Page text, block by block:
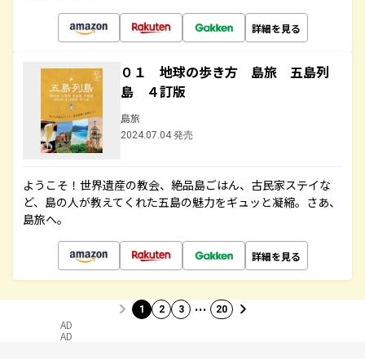
詳細を見る
０１ 地球の歩き方 島旅 五島列
島 ４訂版
島旅
2024.07.04 発売
ようこそ！世界遺産の教会、絶品島ごはん、古民家ステイな
ど、島の人が教えてくれた五島の魅力をギュッと凝縮。さあ、
島旅へ。
詳細を見る
1 2 3 … 20
AD
AD